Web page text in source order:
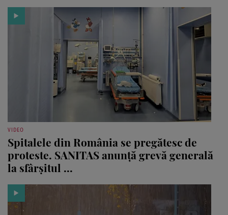
VIDEO
Spitalele din România se pregătesc de
proteste. SANITAS anunță grevă generală
la sfârșitul ...